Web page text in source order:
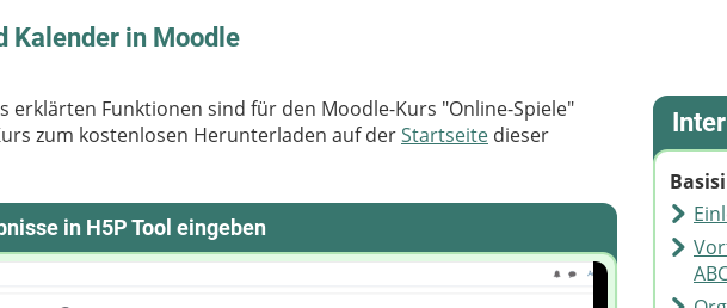
Kalender in Moodle
erklärten Funktionen sind für den Moodle-Kurs "Online-Spiele"
zum kostenlosen Herunterladen auf derStartseite dieser
in H5P Tool eingeben